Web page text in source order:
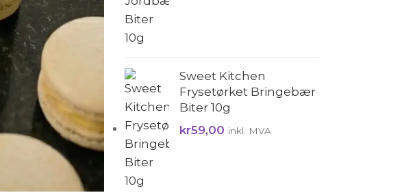
Sweet Kitchen
Frysetørket Bringebær
Biter 10g
kr59,00 inkl. MVA